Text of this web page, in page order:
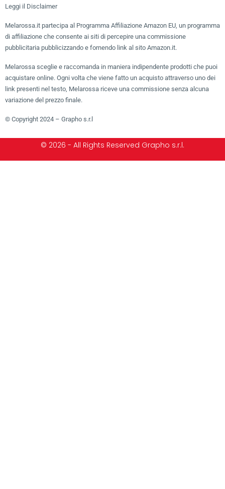
Leggi il Disclaimer
Melarossa.it partecipa al Programma Affiliazione Amazon EU, un programma
di affiliazione che consente ai siti di percepire una commissione
pubblicitaria pubblicizzando e fornendo link al sito Amazon.it.
Melarossa sceglie e raccomanda in maniera indipendente prodotti che puoi
acquistare online. Ogni volta che viene fatto un acquisto attraverso uno dei
link presenti nel testo, Melarossa riceve una commissione senza alcuna
variazione del prezzo finale.
© Copyright 2024 – Grapho s.r.l
© 2026 - All Rights Reserved Grapho s.r.l.